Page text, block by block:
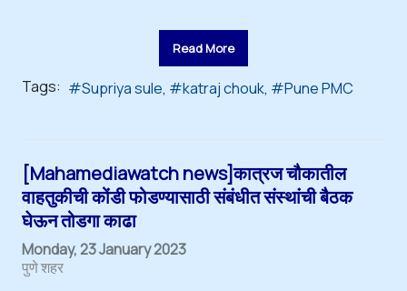
Read More
Tags: Supriya sule katraj chouk Pune PMC
[Mahamediawatch news]कात्रज चौकातील
वाहतुकीची कोंडी फोडण्यासाठी संबंधीत संस्थांची बैठक
घेऊन तोडगा काढा
Monday, 23 January 2023
पुणे शहर